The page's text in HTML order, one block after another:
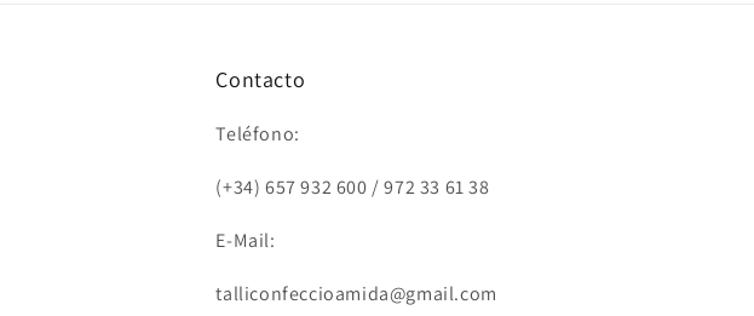
Contacto
Teléfono:
(+34) 657 932 600 / 972 33 61 38
E-Mail:
talliconfeccioamida@gmail.com